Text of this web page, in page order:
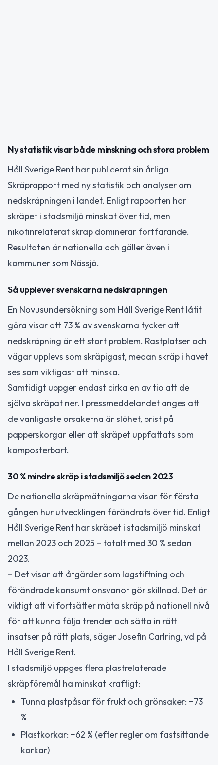
Ny statistik visar både minskning och stora problem
Håll Sverige Rent har publicerat sin årliga
Skräprapport med ny statistik och analyser om
nedskräpningen i landet. Enligt rapporten har
skräpet i stadsmiljö minskat över tid, men
nikotinrelaterat skräp dominerar fortfarande.
Resultaten är nationella och gäller även i
kommuner som Nässjö.
Så upplever svenskarna nedskräpningen
En Novusundersökning som Håll Sverige Rent låtit
göra visar att 73 % av svenskarna tycker att
nedskräpning är ett stort problem. Rastplatser och
vägar upplevs som skräpigast, medan skräp i havet
ses som viktigast att minska.
Samtidigt uppger endast cirka en av tio att de
själva skräpat ner. I pressmeddelandet anges att
de vanligaste orsakerna är slöhet, brist på
papperskorgar eller att skräpet uppfattats som
komposterbart.
30 % mindre skräp i stadsmiljö sedan 2023
De nationella skräpmätningarna visar för första
gången hur utvecklingen förändrats över tid. Enligt
Håll Sverige Rent har skräpet i stadsmiljö minskat
mellan 2023 och 2025 – totalt med 30 % sedan
2023.
– Det visar att åtgärder som lagstiftning och
förändrade konsumtionsvanor gör skillnad. Det är
viktigt att vi fortsätter mäta skräp på nationell nivå
för att kunna följa trender och sätta in rätt
insatser på rätt plats, säger Josefin Carlring, vd på
Håll Sverige Rent.
I stadsmiljö uppges flera plastrelaterade
skräpföremål ha minskat kraftigt:
Tunna plastpåsar för frukt och grönsaker: −73
%
Plastkorkar: −62 % (efter regler om fastsittande
korkar)